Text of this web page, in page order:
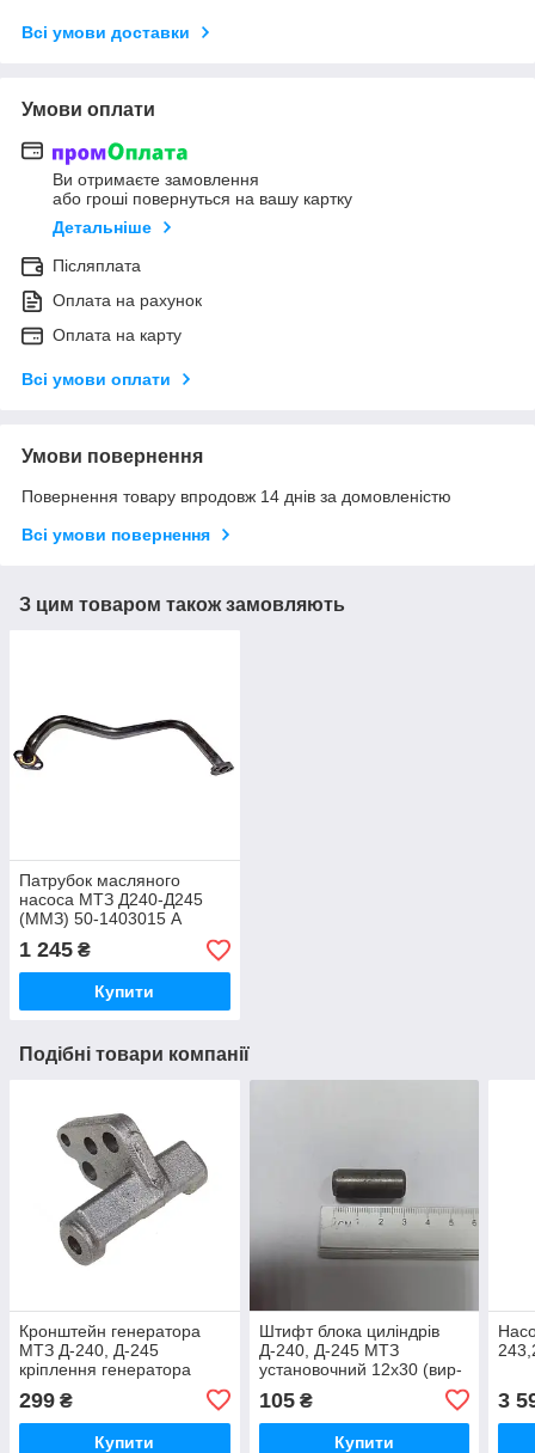
Всі умови доставки
Умови оплати
Ви отримаєте замовлення
або гроші повернуться на вашу картку
Детальніше
Післяплата
Оплата на рахунок
Оплата на карту
Всі умови оплати
Умови повернення
Повернення товару впродовж 14 днів за домовленістю
Всі умови повернення
З цим товаром також замовляють
Патрубок масляного
насоса МТЗ Д240-Д245
(ММЗ) 50-1403015 А
1 245 ₴
Купити
Подібні товари компанії
Кронштейн генератора
МТЗ Д-240, Д-245
кріплення генератора
двигуна (вир-во Україна)
240-3701056 /
2403701056
299 ₴
Купити
Штифт блока циліндрів
Д-240, Д-245 МТЗ
установочний 12х30 (вир-
во Україна) 50-1002034 /
50-1002034-А
105₴
Купити
3